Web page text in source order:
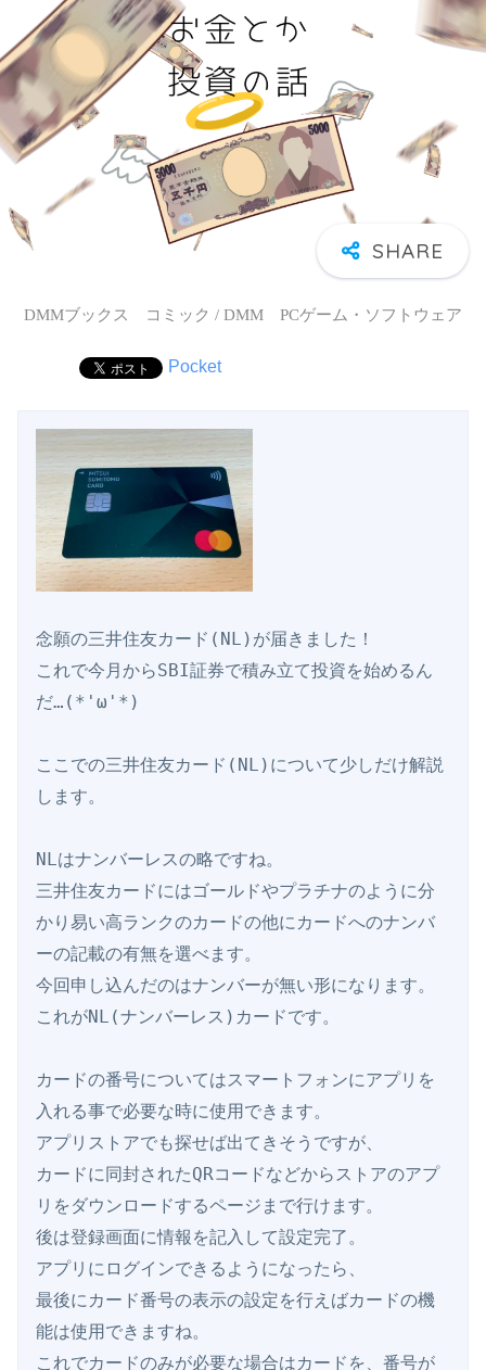
DMMブックス コミック / DMM PCゲーム・ソフトウェア
Pocket
念願の三井住友カード(NL)が届きました！
これで今月からSBI証券で積み立て投資を始めるん
だ…(*'ω'*)
ここでの三井住友カード(NL)について少しだけ解説
します。
NLはナンバーレスの略ですね。
三井住友カードにはゴールドやプラチナのように分
かり易い高ランクのカードの他にカードへのナンバ
ーの記載の有無を選べます。
今回申し込んだのはナンバーが無い形になります。
これがNL(ナンバーレス)カードです。
カードの番号についてはスマートフォンにアプリを
入れる事で必要な時に使用できます。
アプリストアでも探せば出てきそうですが、
カードに同封されたQRコードなどからストアのアプ
リをダウンロードするページまで行けます。
後は登録画面に情報を記入して設定完了。
アプリにログインできるようになったら、
最後にカード番号の表示の設定を行えばカードの機
能は使用できますね。
これでカードのみが必要な場合はカードを、番号が